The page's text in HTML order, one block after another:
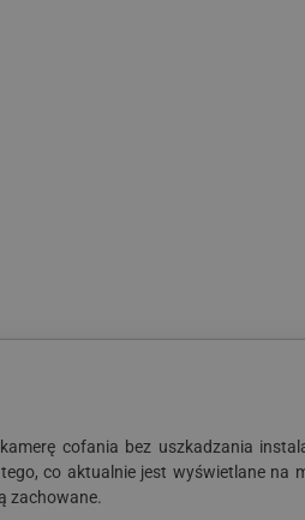
cofania bez uszkadzania
co aktualnie jest wyświetlane na
zachowane.